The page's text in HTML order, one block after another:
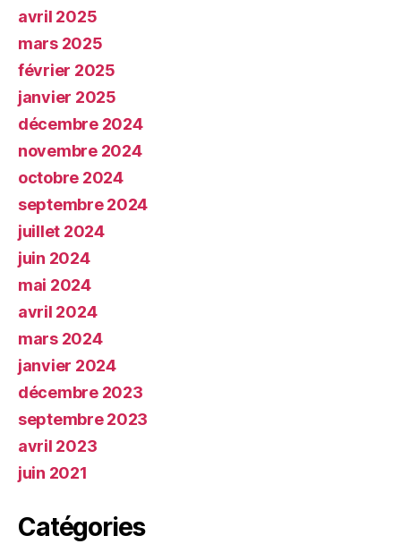
avril 2025
mars 2025
février 2025
janvier 2025
décembre 2024
novembre 2024
octobre 2024
septembre 2024
juillet 2024
juin 2024
mai 2024
avril 2024
mars 2024
janvier 2024
décembre 2023
septembre 2023
avril 2023
juin 2021
Catégories